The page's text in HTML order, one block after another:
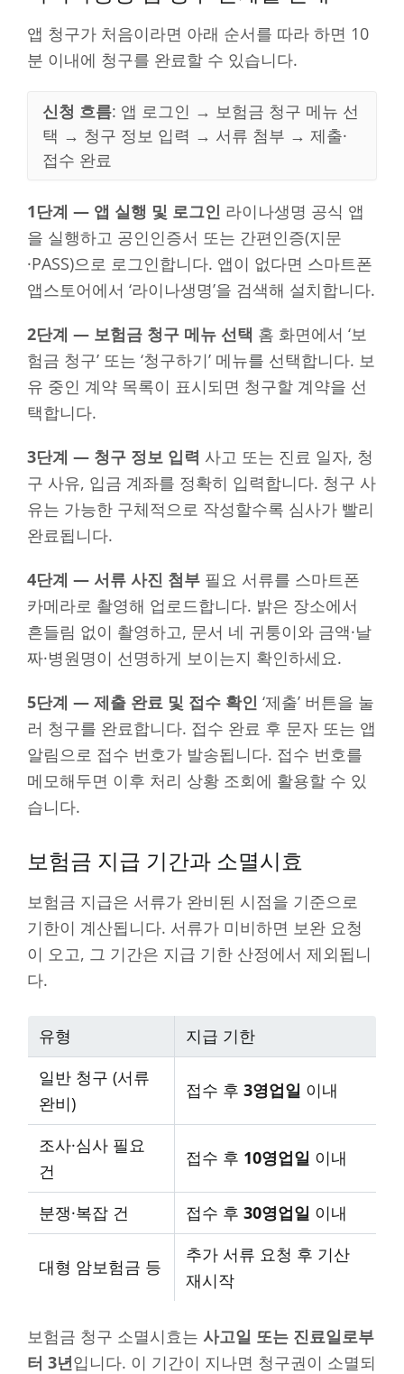
앱 청구가 처음이라면 아래 순서를 따라 하면 10
분 이내에 청구를 완료할 수 있습니다.
신청 흐름: 앱 로그인 → 보험금 청구 메뉴 선
택 → 청구 정보 입력 → 서류 첨부 → 제출·
접수 완료
1단계 — 앱 실행 및 로그인 라이나생명 공식 앱
을 실행하고 공인인증서 또는 간편인증(지문
·PASS)으로 로그인합니다. 앱이 없다면 스마트폰
앱스토어에서 ‘라이나생명’을 검색해 설치합니다.
2단계 — 보험금 청구 메뉴 선택 홈 화면에서 ‘보
험금 청구’ 또는 ‘청구하기’ 메뉴를 선택합니다. 보
유 중인 계약 목록이 표시되면 청구할 계약을 선
택합니다.
3단계 — 청구 정보 입력 사고 또는 진료 일자, 청
구 사유, 입금 계좌를 정확히 입력합니다. 청구 사
유는 가능한 구체적으로 작성할수록 심사가 빨리
완료됩니다.
4단계 — 서류 사진 첨부 필요 서류를 스마트폰
카메라로 촬영해 업로드합니다. 밝은 장소에서
흔들림 없이 촬영하고, 문서 네 귀퉁이와 금액·날
짜·병원명이 선명하게 보이는지 확인하세요.
5단계 — 제출 완료 및 접수 확인 ‘제출’ 버튼을 눌
러 청구를 완료합니다. 접수 완료 후 문자 또는 앱
알림으로 접수 번호가 발송됩니다. 접수 번호를
메모해두면 이후 처리 상황 조회에 활용할 수 있
습니다.
보험금 지급 기간과 소멸시효
보험금 지급은 서류가 완비된 시점을 기준으로
기한이 계산됩니다. 서류가 미비하면 보완 요청
이 오고, 그 기간은 지급 기한 산정에서 제외됩니
다.
유형
지급 기한
일반 청구 (서류
완비)
접수 후 3영업일 이내
조사·심사 필요
건
접수 후 10영업일 이내
분쟁·복잡 건 접수 후 30영업일 이내
대형 암보험금 등
추가 서류 요청 후 기산
재시작
보험금 청구 소멸시효는 사고일 또는 진료일로부
터 3년입니다. 이 기간이 지나면 청구권이 소멸되